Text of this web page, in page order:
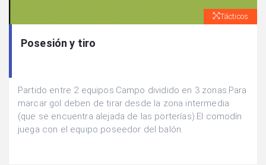
Tácticos
Posesión y tiro
Partido entre 2 equipos.Campo dividido en 3 zonas.Para
marcar gol deben de tirar desde la zona intermedia
(que se encuentra alejada de las porterías).El comodín
juega con el equipo poseedor del balón.